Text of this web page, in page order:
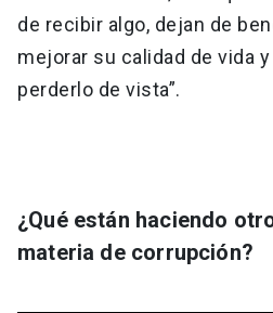
de recibir algo, dejan de
mejorar su calidad de vida
perderlo de vista”.
¿Qué están haciendo
materia de corrupción?